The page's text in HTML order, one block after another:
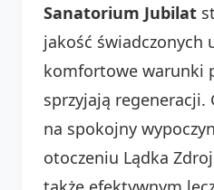
Sanatorium Jubilat
jakość świadczonych
komfortowe warunki
sprzyjają regeneracji.
na spokojny
otoczeniu Lądka